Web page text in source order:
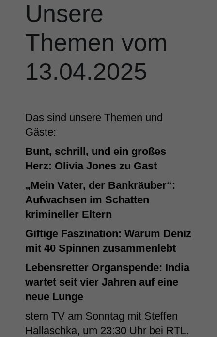
Unsere
Themen vom
13.04.2025
Das sind unsere Themen und
Gäste:
Bunt, schrill, und ein großes
Herz: Olivia Jones zu Gast
„Mein Vater, der Bankräuber“:
Aufwachsen im Schatten
krimineller Eltern
Giftige Faszination: Warum Deniz
mit 40 Spinnen zusammenlebt
Lebensretter Organspende: India
wartet seit vier Jahren auf eine
neue Lunge
stern TV am Sonntag mit Steffen
Hallaschka, um 23:30 Uhr bei RTL.